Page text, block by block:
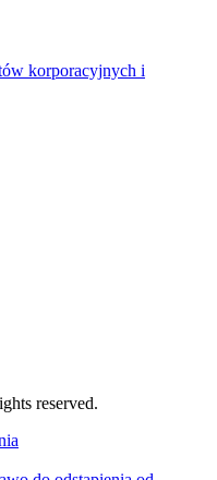
korporacyjnych i
reserved.